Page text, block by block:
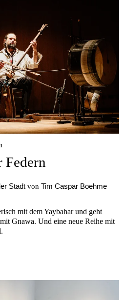
Federn
Stadt von Tim Caspar Boehme
mit dem Yaybahar und geht
Gnawa. Und eine neue Reihe mit